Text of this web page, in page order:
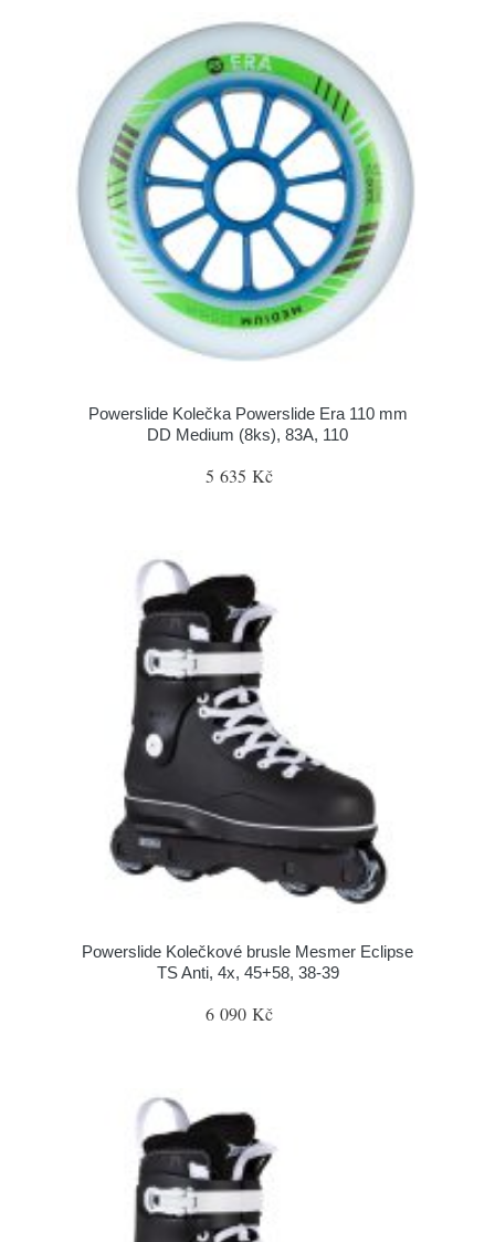
Powerslide Kolečka Powerslide Era 110 mm
DD Medium (8ks), 83A, 110
5 635 Kč
Powerslide Kolečkové brusle Mesmer Eclipse
TS Anti, 4x, 45+58, 38-39
6 090 Kč